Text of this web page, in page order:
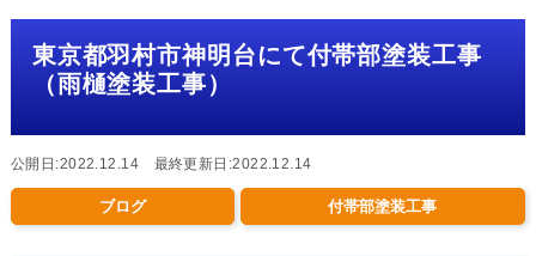
東京都羽村市神明台にて付帯部塗装工事
（雨樋塗装工事）
公開日:2022.12.14 最終更新日:2022.12.14
ブログ 付帯部塗装工事